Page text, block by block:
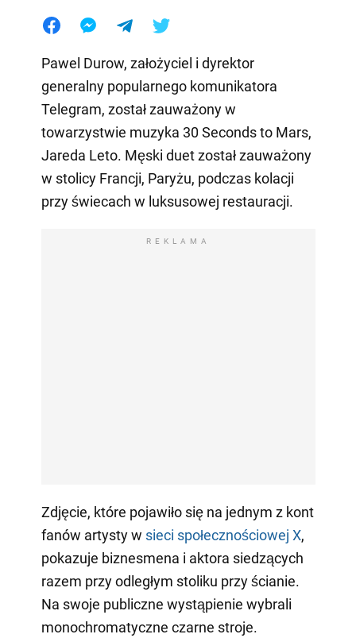
Pawel Durow, założyciel i dyrektor
generalny popularnego komunikatora
Telegram, został zauważony w
towarzystwie muzyka 30 Seconds to Mars,
Jareda Leto. Męski duet został zauważony
w stolicy Francji, Paryżu, podczas kolacji
przy świecach w luksusowej restauracji.
REKLAMA
Zdjęcie, które pojawiło się na jednym z kont
fanów artysty w sieci społecznościowej X,
pokazuje biznesmena i aktora siedzących
razem przy odległym stoliku przy ścianie.
Na swoje publiczne wystąpienie wybrali
monochromatyczne czarne stroje.